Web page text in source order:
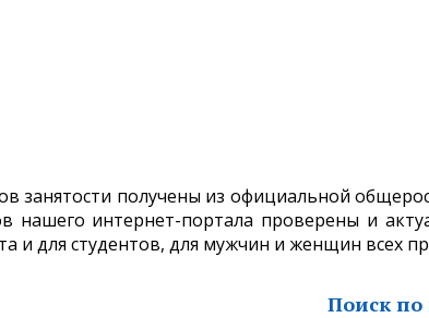
занятости получены из официальной
нашего интернет-портала проверены и
и для студентов, для мужчин и женщин всех
Поиск